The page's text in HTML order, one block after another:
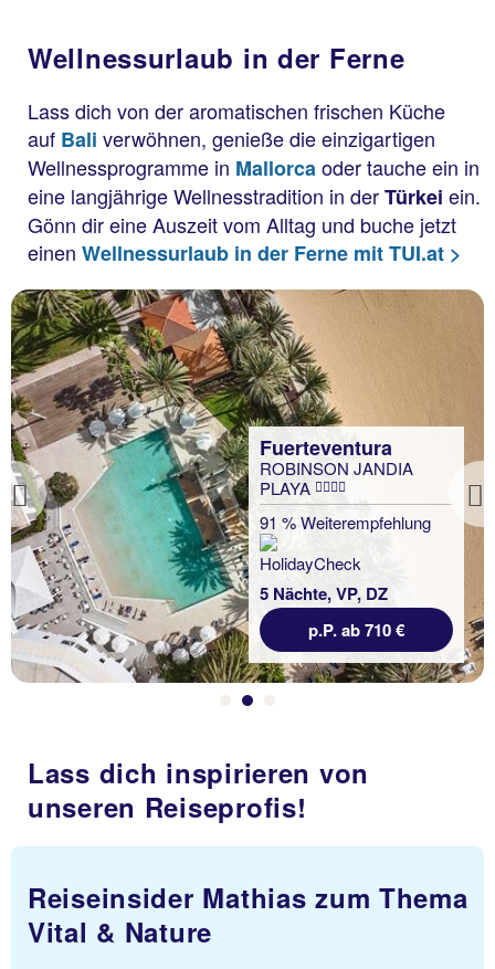
Wellnessurlaub in der Ferne
Lass dich von der aromatischen frischen Küche
auf Bali verwöhnen, genieße die einzigartigen
Wellnessprogramme in Mallorcaoder tauche ein in
eine langjährige Wellnesstradition in derTürkei ein.
Gönn dir eine Auszeit vom Alltag und buche jetzt
einen Wellnessurlaub in der Ferne mit TUI.at >
Previous
Bali
Spa
94 % Weiterempfehlung
1 Nacht, ÜF, DZ
p.P. ab 44 €
Lass dich inspirieren von
unseren Reiseprofis!
Reiseinsider Mathias zum Thema
Vital & Nature